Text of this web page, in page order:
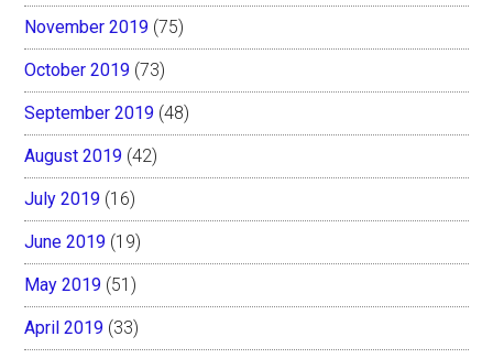
November 2019 (75)
October 2019 (73)
September 2019 (48)
August 2019 (42)
July 2019 (16)
June 2019 (19)
May 2019 (51)
April 2019 (33)